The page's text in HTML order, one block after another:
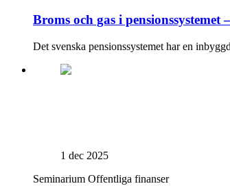
Broms och gas i pensionssystemet
Det svenska pensionssystemet har en
1 dec 2025
Seminarium Offentliga finanser